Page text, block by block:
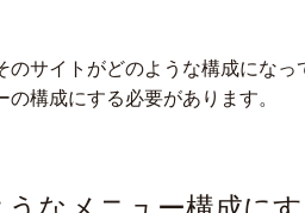
サイトがどのような構成になっ
構成にする必要があります。